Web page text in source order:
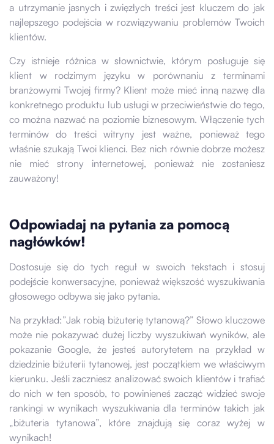
a utrzymanie jasnych i zwięzłych treści jest kluczem do jak
najlepszego podejścia w rozwiązywaniu problemów Twoich
klientów.
Czy istnieje różnica w słownictwie, którym posługuje się
klient w rodzimym języku w porównaniu z terminami
branżowymi Twojej firmy? Klient może mieć inną nazwę dla
konkretnego produktu lub usługi w przeciwieństwie do tego,
co można nazwać na poziomie biznesowym. Włączenie tych
terminów do treści witryny jest ważne, ponieważ tego
właśnie szukają Twoi klienci. Bez nich równie dobrze możesz
nie mieć strony internetowej, ponieważ nie zostaniesz
zauważony!
Odpowiadaj na pytania za pomocą
nagłówków!
Dostosuje się do tych reguł w swoich tekstach i stosuj
podejście konwersacyjne, ponieważ większość wyszukiwania
głosowego odbywa się jako pytania.
Na przykład:”Jak robią biżuterię tytanową?” Słowo kluczowe
może nie pokazywać dużej liczby wyszukiwań wyników, ale
pokazanie Google, że jesteś autorytetem na przykład w
dziedzinie biżuterii tytanowej, jest początkiem we właściwym
kierunku. Jeśli zaczniesz analizować swoich klientów i trafiać
do nich w ten sposób, to powinieneś zacząć widzieć swoje
rankingi w wynikach wyszukiwania dla terminów takich jak
„biżuteria tytanowa”, które znajdują się coraz wyżej w
wynikach!